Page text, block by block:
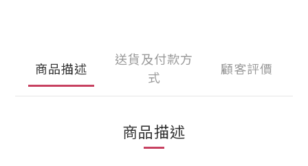
商品描述
送貨及付款方
式
顧客評價
商品描述